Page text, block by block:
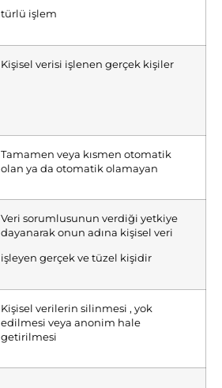
türlü işlem
Kişisel verisi işlenen gerçek kişiler
Tamamen veya kısmen otomatik
olan ya da otomatik olamayan
Veri sorumlusunun verdiği yetkiye
dayanarak onun adına kişisel veri
işleyen gerçek ve tüzel kişidir
Kişisel verilerin silinmesi , yok
edilmesi veya anonim hale
getirilmesi